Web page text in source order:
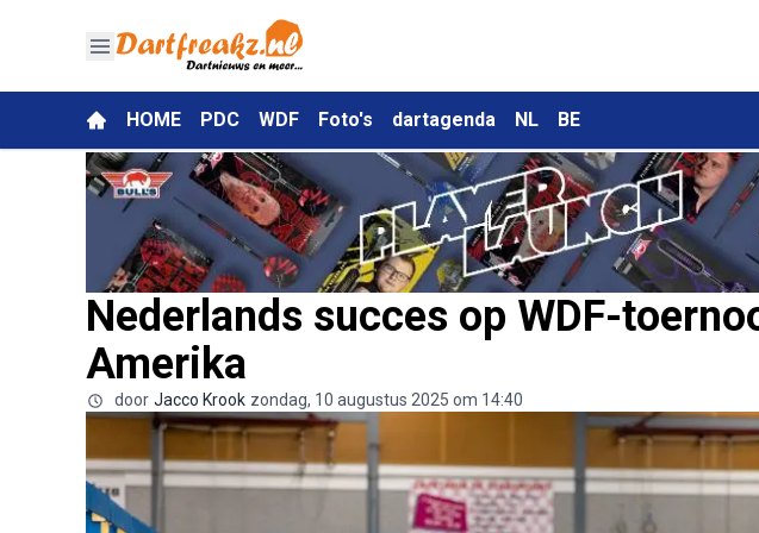
HOME PDC WDF Foto's dartagenda NL BE
Nederlands succes op WDF-
Amerika
door Jacco Krook zondag, 10 augustus 2025 om 14:40